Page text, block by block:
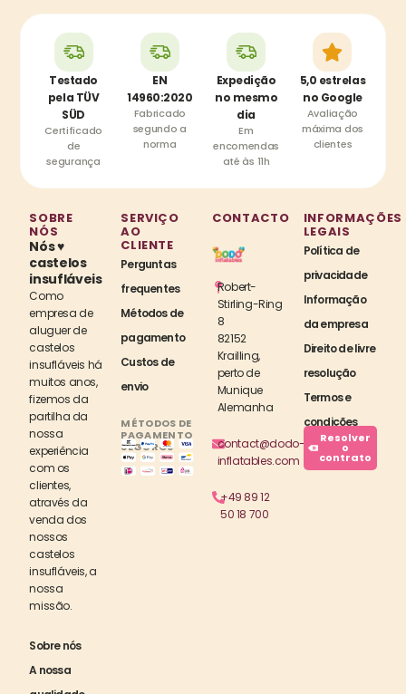
Testado
pela TÜV
SÜD
Certificado
de
segurança
EN
14960:2020
Fabricado
segundo a
norma
Expedição
no mesmo
dia
Em
encomendas
até às 11h
5,0 estrelas
no Google
Avaliação
máxima dos
clientes
SOBRE
NÓS
Nós ♥
castelos
insufláveis
Como
empresa de
aluguer de
castelos
insufláveis há
muitos anos,
fizemos da
partilha da
nossa
experiência
com os
clientes,
através da
venda dos
nossos
castelos
insufláveis, a
nossa
missão.
Sobre nós
A nossa
SERVIÇO
AO
CLIENTE
Perguntas
frequentes
Métodos de
pagamento
Custos de
envio
MÉTODOS DE
PAGAMENTO
SEGUROS
CONTACTO
Robert-
Stirling-Ring
8
82152
Krailling,
perto de
Munique
Alemanha
contact@dodo-
inflatables.com
+49 89 12
50 18 700
INFORMAÇÕES
LEGAIS
Política de
privacidade
Informação
da empresa
Direito de livre
resolução
Termos e
condições
Resolver
o
contrato